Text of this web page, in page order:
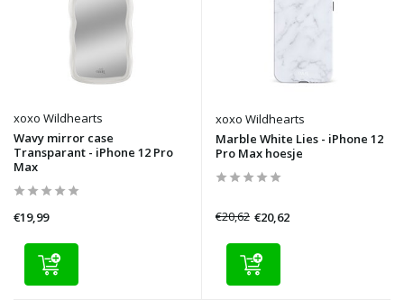
xoxo Wildhearts
Wavy mirror case
Transparant - iPhone 12 Pro
Max
€19,99
xoxo Wildhearts
Marble White Lies - iPhone 12
Pro Max hoesje
€20,62 €20,62